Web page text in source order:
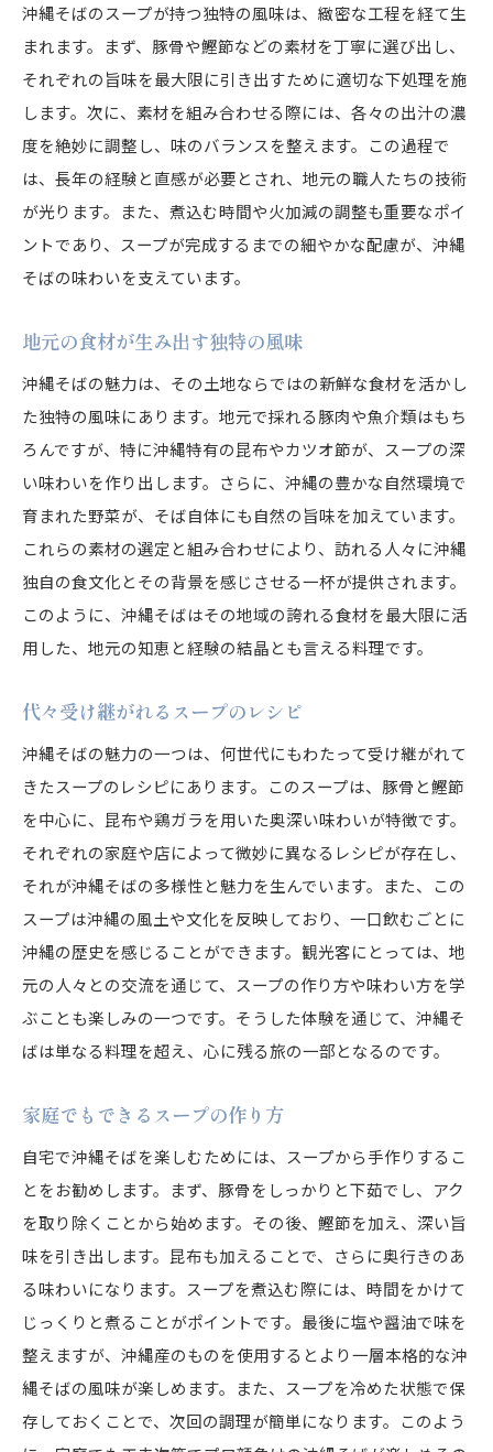
沖縄そばのスープが持つ独特の風味は、緻密な工程を経て生
まれます。まず、豚骨や鰹節などの素材を丁寧に選び出し、
それぞれの旨味を最大限に引き出すために適切な下処理を施
します。次に、素材を組み合わせる際には、各々の出汁の濃
度を絶妙に調整し、味のバランスを整えます。この過程で
は、長年の経験と直感が必要とされ、地元の職人たちの技術
が光ります。また、煮込む時間や火加減の調整も重要なポイ
ントであり、スープが完成するまでの細やかな配慮が、沖縄
そばの味わいを支えています。
地元の食材が生み出す独特の風味
沖縄そばの魅力は、その土地ならではの新鮮な食材を活かし
た独特の風味にあります。地元で採れる豚肉や魚介類はもち
ろんですが、特に沖縄特有の昆布やカツオ節が、スープの深
い味わいを作り出します。さらに、沖縄の豊かな自然環境で
育まれた野菜が、そば自体にも自然の旨味を加えています。
これらの素材の選定と組み合わせにより、訪れる人々に沖縄
独自の食文化とその背景を感じさせる一杯が提供されます。
このように、沖縄そばはその地域の誇れる食材を最大限に活
用した、地元の知恵と経験の結晶とも言える料理です。
代々受け継がれるスープのレシピ
沖縄そばの魅力の一つは、何世代にもわたって受け継がれて
きたスープのレシピにあります。このスープは、豚骨と鰹節
を中心に、昆布や鶏ガラを用いた奥深い味わいが特徴です。
それぞれの家庭や店によって微妙に異なるレシピが存在し、
それが沖縄そばの多様性と魅力を生んでいます。また、この
スープは沖縄の風土や文化を反映しており、一口飲むごとに
沖縄の歴史を感じることができます。観光客にとっては、地
元の人々との交流を通じて、スープの作り方や味わい方を学
ぶことも楽しみの一つです。そうした体験を通じて、沖縄そ
ばは単なる料理を超え、心に残る旅の一部となるのです。
家庭でもできるスープの作り方
自宅で沖縄そばを楽しむためには、スープから手作りするこ
とをお勧めします。まず、豚骨をしっかりと下茹でし、アク
を取り除くことから始めます。その後、鰹節を加え、深い旨
味を引き出します。昆布も加えることで、さらに奥行きのあ
る味わいになります。スープを煮込む際には、時間をかけて
じっくりと煮ることがポイントです。最後に塩や醤油で味を
整えますが、沖縄産のものを使用するとより一層本格的な沖
縄そばの風味が楽しめます。また、スープを冷めた状態で保
存しておくことで、次回の調理が簡単になります。このよう